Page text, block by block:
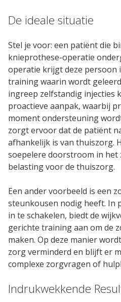
Diensten
Implementaties
SaaS
Integraties
Onze service
Klanten
Resources
E-books &
Events &
Productsheets
De ideale situatie
Stel je voor: een patiënt die
knieprothese-operatie
operatie krijgt deze persoon
training waarin wordt
ingreep zelfstandig injecties
proactieve aanpak, waarbij
moment ondersteuning
zorgt ervoor dat de patiënt
afhankelijk is van thuiszorg.
soepelere doorstroom in het
belasting voor de thuiszorg.
Een ander voorbeeld is een
steunkousen nodig heeft. In
in te schakelen, biedt de
gerichte training aan om de
maken. Op deze manier
zorg verminderd en blijft er
complexe zorgvragen of
Indrukwekkende